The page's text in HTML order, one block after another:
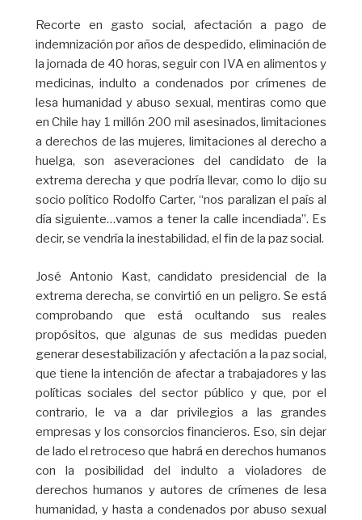
Recorte en gasto social, afectación a pago de
indemnización por años de despedido, eliminación de
la jornada de 40 horas, seguir con IVA en alimentos y
medicinas, indulto a condenados por crímenes de
lesa humanidad y abuso sexual, mentiras como que
en Chile hay 1 millón 200 mil asesinados, limitaciones
a derechos de las mujeres, limitaciones al derecho a
huelga, son aseveraciones del candidato de la
extrema derecha y que podría llevar, como lo dijo su
socio político Rodolfo Carter, “nos paralizan el país al
día siguiente…vamos a tener la calle incendiada”. Es
decir, se vendría la inestabilidad, el fin de la paz social.
José Antonio Kast, candidato presidencial de la
extrema derecha, se convirtió en un peligro. Se está
comprobando que está ocultando sus reales
propósitos, que algunas de sus medidas pueden
generar desestabilización y afectación a la paz social,
que tiene la intención de afectar a trabajadores y las
políticas sociales del sector público y que, por el
contrario, le va a dar privilegios a las grandes
empresas y los consorcios financieros. Eso, sin dejar
de lado el retroceso que habrá en derechos humanos
con la posibilidad del indulto a violadores de
derechos humanos y autores de crímenes de lesa
humanidad, y hasta a condenados por abuso sexual